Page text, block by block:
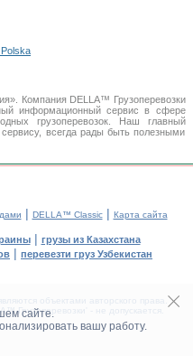
сайте.
вашу работу.
Polska
Компания DELLA™ Грузоперевозки
информационный сервис в сфере
грузоперевозок. Наш главный
всегда рады быть полезными
| DELLA™ Classic| Карта сайта
| грузы из Казахстана
| перевезти груз Узбекистан
объектами авторского права.
- не допускается.